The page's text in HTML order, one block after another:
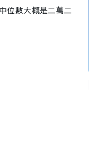
位數大概是二萬二